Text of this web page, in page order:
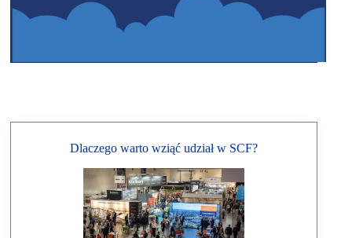
Dlaczego warto wziąć udział w SCF?